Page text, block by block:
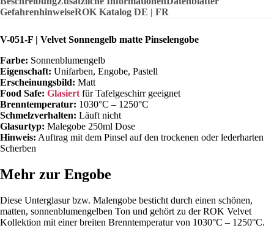
|
250ml
|
1030°C-
1250°C
Menge
GefahrenhinweiseROK Katalog DE | FR
V-051-F | Velvet Sonnengelb matte Pinselengobe
Farbe: Sonnenblumengelb
Eigenschaft: Unifarben, Engobe, Pastell
Erscheinungsbild: Matt
Food Safe: Glasiert für Tafelgeschirr geeignet
Brenntemperatur: 1030°C – 1250°C
Schmelzverhalten: Läuft nicht
Glasurtyp: Malegobe 250ml Dose
Hinweis: Auftrag mit dem Pinsel auf den trockenen oder lederharten
Scherben
Mehr zur Engobe
Diese Unterglasur bzw. Malengobe besticht durch einen schönen,
matten, sonnenblumengelben Ton und gehört zu der ROK Velvet
Kollektion mit einer breiten Brenntemperatur von 1030°C – 1250°C.